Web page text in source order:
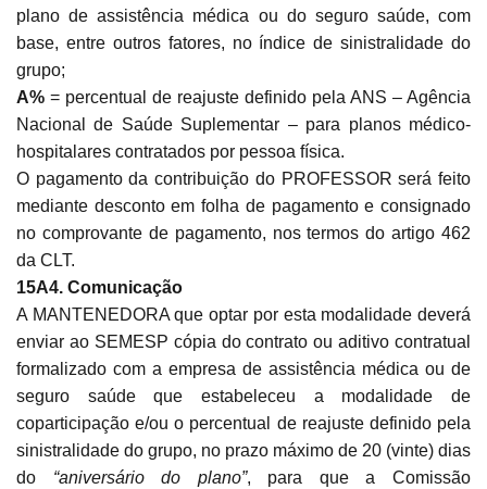
plano de assistência médica ou do seguro saúde, com
base, entre outros fatores, no índice de sinistralidade do
grupo;
A% = percentual de reajuste definido pela ANS – Agência
Nacional de Saúde Suplementar – para planos médico-
hospitalares contratados por pessoa física.
O pagamento da contribuição do PROFESSOR será feito
mediante desconto em folha de pagamento e consignado
no comprovante de pagamento, nos termos do artigo 462
da CLT.
15A4. Comunicação
A MANTENEDORA que optar por esta modalidade deverá
enviar ao SEMESP cópia do contrato ou aditivo contratual
formalizado com a empresa de assistência médica ou de
seguro saúde que estabeleceu a modalidade de
coparticipação e/ou o percentual de reajuste definido pela
sinistralidade do grupo, no prazo máximo de 20 (vinte) dias
do “aniversário do plano”, para que a Comissão